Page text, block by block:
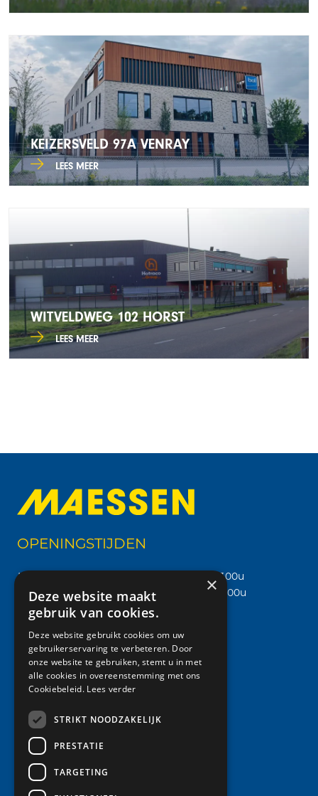
KEIZERSVELD 97A VENRAY
LEES MEER
WITVELDWEG 102 HORST
LEES MEER
OPENINGSTIJDEN
Maandag t/m vrijdag
07.00u - 17.00u
Zaterdag
08.00u - 12:00u
MAESSEN
Diensten
Projectontwikkeling
Contact
CONTACT
info@maessenbedrijven.nl
×
Deze website maakt
gebruik van cookies.
Deze website gebruikt cookies om uw
gebruikerservaring te verbeteren. Door
onze website te gebruiken, stemt u in met
alle cookies in overeenstemming met ons
Cookiebeleid. Lees verder
STRIKT NOODZAKELIJK
PRESTATIE
TARGETING